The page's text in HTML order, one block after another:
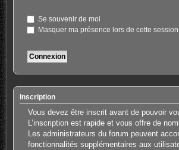
Se souvenir de moi
Masquer ma présence lors de cette session
Inscription
Vous devez être inscrit avant de pouvoir
L’inscription est rapide et vous offre de
Les administrateurs du forum peuvent
fonctionnalités supplémentaires aux